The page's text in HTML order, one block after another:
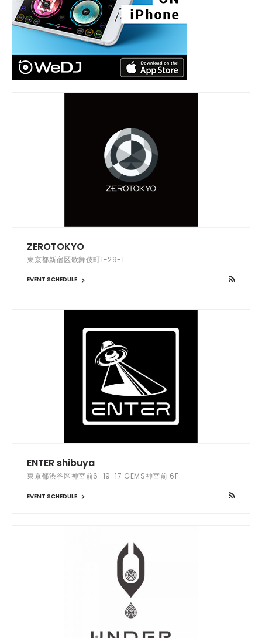
ZEROTOKYO
東京都新宿区歌舞伎町1-29-1
EVENT SCHEDULE
ENTER shibuya
東京都渋谷区神宮前6-19-17 GEMS神宮前 6F
EVENT SCHEDULE